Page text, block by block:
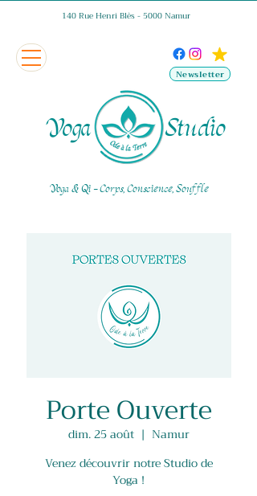
140 Rue Henri Blès - 5000 Namur
Yoga Studio
Newsletter
Yoga & Qi - Corps, Conscience, Souffle
Porte Ouverte
dim. 25 août
  |
Namur
Venez découvrir notre Studio de
Yoga !